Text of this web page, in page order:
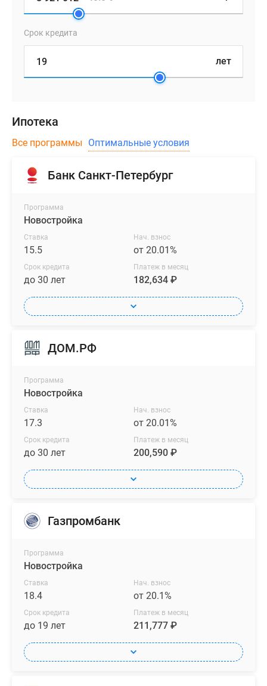
Срок кредита
лет
Ипотека
Все программы Оптимальные условия
Банк Санкт-Петербург
Программа
Новостройка
Ставка
15.5
Нач. взнос
от 20.01%
Срок кредита
до 30 лет
Платеж в месяц
182,634 ₽
ДОМ.РФ
Программа
Новостройка
Ставка
17.3
Нач. взнос
от 20.01%
Срок кредита
до 30 лет
Платеж в месяц
200,590 ₽
Газпромбанк
Программа
Новостройка
Ставка
18.4
Нач. взнос
от 20.1%
Срок кредита
до 19 лет
Платеж в месяц
211,777 ₽